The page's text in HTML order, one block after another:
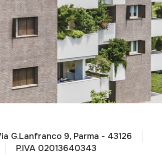
G.Lanfranco 9, Parma - 43126
P.IVA 02013640343